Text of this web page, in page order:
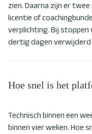
zien. Daarna zijn er
licentie of
verplichting. Bij
dertig dagen verwijderd
Hoe snel is het
Technisch binnen een
binnen vier weken. Hoe